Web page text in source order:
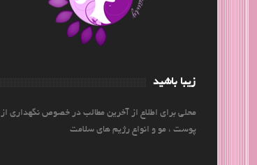
زیبا باشید
محلی برای اطلاع از آخرین مطالب در خصوص نگهداری از
پوست ، مو و انواع رژیم های سلامت